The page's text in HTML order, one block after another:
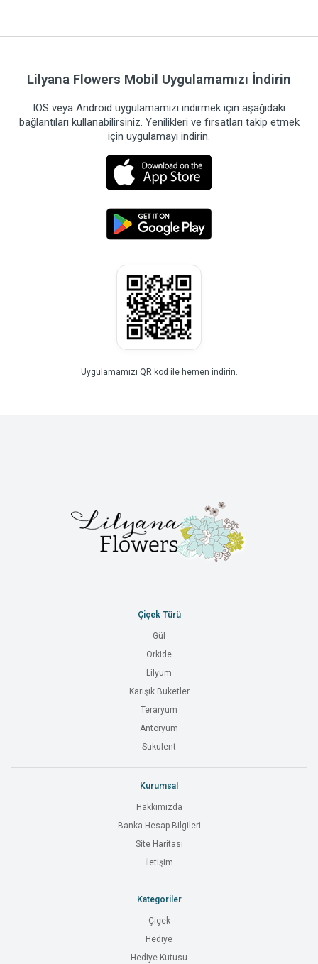
Lilyana Flowers Mobil Uygulamamızı İndirin
IOS veya Android uygulamamızı indirmek için aşağıdaki
bağlantıları kullanabilirsiniz. Yenilikleri ve fırsatları takip etmek
için uygulamayı indirin.
Uygulamamızı QR kod ile hemen indirin.
Çiçek Türü
Gül
Orkide
Lilyum
Karışık Buketler
Teraryum
Antoryum
Sukulent
Kurumsal
Hakkımızda
Banka Hesap Bilgileri
Site Haritası
İletişim
Kategoriler
Çiçek
Hediye
Hediye Kutusu